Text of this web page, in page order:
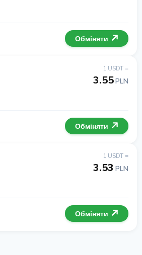
Обміняти
1 USDT =
3.55PLN
Обміняти
1 USDT =
3.53 PLN
Обміняти